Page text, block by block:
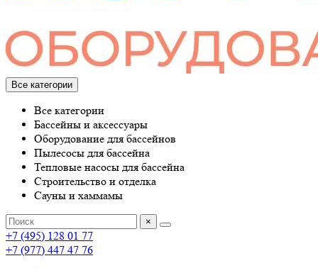
Все категории
Все категории
Бассейны и аксессуары
Оборудование для бассейнов
Пылесосы для бассейна
Тепловые насосы для бассейна
Строительство и отделка
Сауны и хаммамы
×
+7 (495) 128 01 77
+7 (977) 447 47 76